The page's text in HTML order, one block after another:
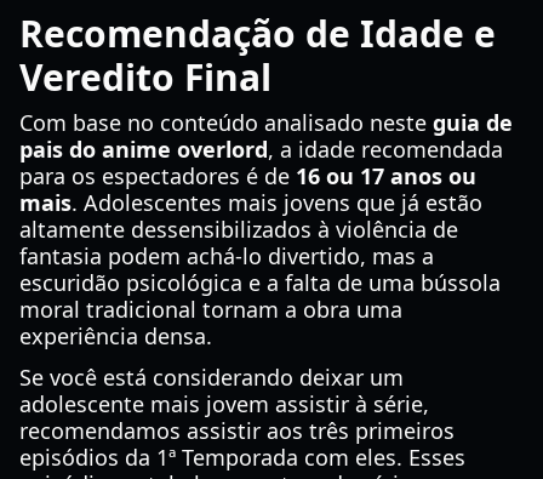
Recomendação de Idade e
Veredito Final
Com base no conteúdo analisado neste guia de
pais do anime overlord, a idade recomendada
para os espectadores é de 16 ou 17 anos ou
mais. Adolescentes mais jovens que já estão
altamente dessensibilizados à violência de
fantasia podem achá-lo divertido, mas a
escuridão psicológica e a falta de uma bússola
moral tradicional tornam a obra uma
experiência densa.
Se você está considerando deixar um
adolescente mais jovem assistir à série,
recomendamos assistir aos três primeiros
episódios da 1ª Temporada com eles. Esses